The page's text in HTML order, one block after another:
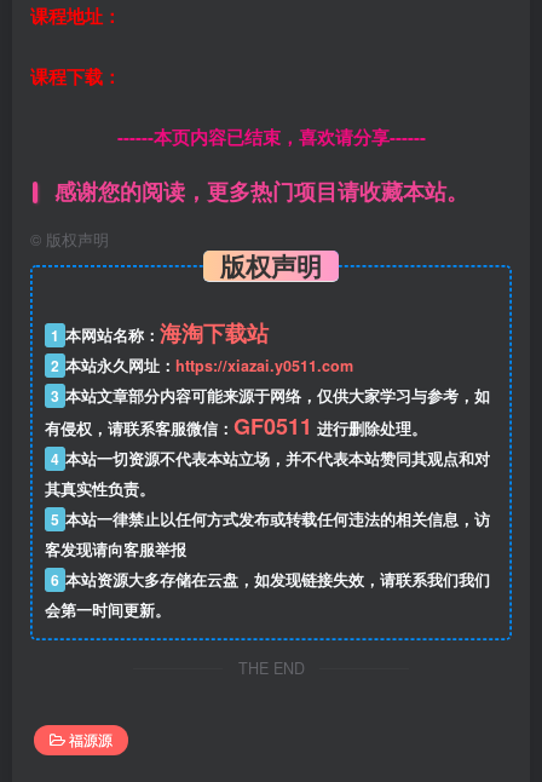
课程地址：
课程下载：
------本页内容已结束，喜欢请分享------
感谢您的阅读，更多热门项目请收藏本站。
© 版权声明
版权声明
1 本网站名称： 海淘下载站
2 本站永久网址： https://xiazai.y0511.com
3 本站文章部分内容可能来源于网络，仅供大家学习与参考，如
有侵权，请联系客服微信： GF0511 进行删除处理。
4 本站一切资源不代表本站立场，并不代表本站赞同其观点和对
其真实性负责。
5 本站一律禁止以任何方式发布或转载任何违法的相关信息，访
客发现请向客服举报
6 本站资源大多存储在云盘，如发现链接失效，请联系我们我们
会第一时间更新。
THE END
福源源